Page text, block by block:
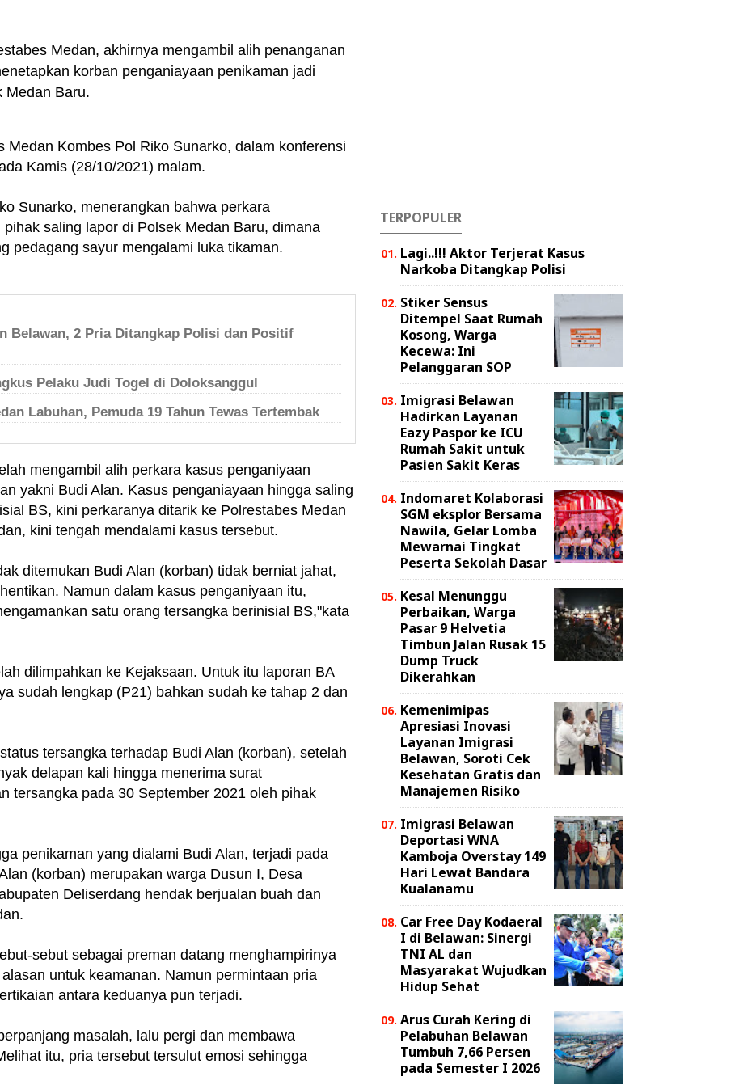
Medan, akhirnya mengambil alih penanganan
korban penganiayaan penikaman jadi
Medan Baru.
Medan Kombes Pol Riko Sunarko, dalam konferensi
Kamis (28/10/2021) malam.
Sunarko, menerangkan bahwa perkara
saling lapor di Polsek Medan Baru, dimana
pedagang sayur mengalami luka tikaman.
Belawan, 2 Pria Ditangkap Polisi dan Positif
Pelaku Judi Togel di Doloksanggul
Labuhan, Pemuda 19 Tahun Tewas Tertembak
mengambil alih perkara kasus penganiyaan
yakni Budi Alan. Kasus penganiayaan hingga saling
BS, kini perkaranya ditarik ke Polrestabes Medan
kini tengah mendalami kasus tersebut.
ditemukan Budi Alan (korban) tidak berniat jahat,
Namun dalam kasus penganiyaan itu,
satu orang tersangka berinisial BS,"kata
dilimpahkan ke Kejaksaan. Untuk itu laporan BA
sudah lengkap (P21) bahkan sudah ke tahap 2 dan
tersangka terhadap Budi Alan (korban), setelah
delapan kali hingga menerima surat
tersangka pada 30 September 2021 oleh pihak
penikaman yang dialami Budi Alan, terjadi pada
(korban) merupakan warga Dusun I, Desa
Deliserdang hendak berjualan buah dan
sebut sebagai preman datang menghampirinya
untuk keamanan. Namun permintaan pria
antara keduanya pun terjadi.
masalah, lalu pergi dan membawa
itu, pria tersebut tersulut emosi sehingga
TERPOPULER
Lagi..!!! Aktor Terjerat Kasus
Narkoba Ditangkap Polisi
Stiker Sensus
Ditempel Saat Rumah
Kosong, Warga
Kecewa: Ini
Pelanggaran SOP
Imigrasi Belawan
Hadirkan Layanan
Eazy Paspor ke ICU
Rumah Sakit untuk
Pasien Sakit Keras
Indomaret Kolaborasi
SGM eksplor Bersama
Nawila, Gelar Lomba
Mewarnai Tingkat
Peserta Sekolah Dasar
Kesal Menunggu
Perbaikan, Warga
Pasar 9 Helvetia
Timbun Jalan Rusak 15
Dump Truck
Dikerahkan
Kemenimipas
Apresiasi Inovasi
Layanan Imigrasi
Belawan, Soroti Cek
Kesehatan Gratis dan
Manajemen Risiko
Imigrasi Belawan
Deportasi WNA
Kamboja Overstay 149
Hari Lewat Bandara
Kualanamu
Car Free Day Kodaeral
I di Belawan: Sinergi
TNI AL dan
Masyarakat Wujudkan
Hidup Sehat
Arus Curah Kering di
Pelabuhan Belawan
Tumbuh 7,66 Persen
pada Semester I 2026